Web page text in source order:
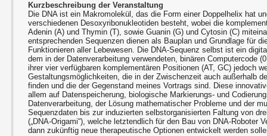
Kurzbeschreibung der Veranstaltung
Die DNA ist ein Makromolekül, das die Form einer Doppelhelix hat
verschiedenen Desoxyribonukleotiden besteht, wobei die
Adenin (A) und Thymin (T), sowie Guanin (G) und Cytosin (C)
entsprechenden Sequenzen dienen als Bauplan und Grundlage für
Funktionieren aller Lebewesen. Die DNA-Sequenz selbst ist ein
dem in der Datenverarbeitung verwendeten, binären Computercode
ihrer vier verfügbaren komplementären Positionen (AT, GC) jedoch
Gestaltungsmöglichkeiten, die in der Zwischenzeit auch außerhalb
finden und die der Gegenstand meines Vortrags sind. Diese
allem auf Datenspeicherung, biologische Markierungs- und
Datenverarbeitung, der Lösung mathematischer Probleme und der
Sequenzdaten bis zur induzierten selbstorganisierten Faltung von
(„DNA-Origami“), welche letztendlich für den Bau von DNA-Roboter
dann zukünftig neue therapeutische Optionen entwickelt werden